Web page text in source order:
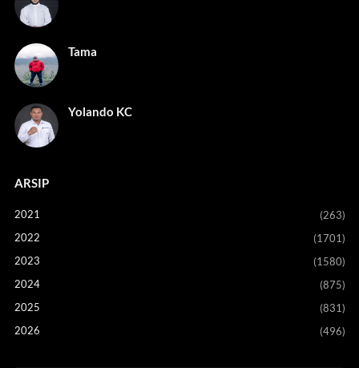
Tama
Yolando KC
ARSIP
2021
(263)
2022
(1701)
2023
(1580)
2024
(875)
2025
(831)
2026
(496)